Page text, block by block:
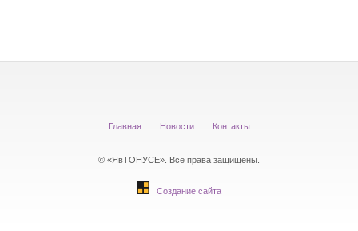
Главная Новости Контакты
© «ЯвТОНУСЕ». Все права защищены.
Создание сайта